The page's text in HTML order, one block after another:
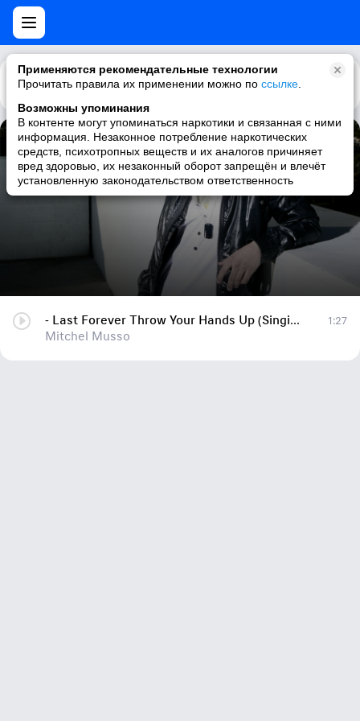
Применяются рекомендательные технологии
Прочитать правила их применении можно по ссылке
Возможны упоминания
В контенте могут упоминаться наркотики и связанная с ними
информация. Незаконное потребление наркотических
средств, психотропных веществ и их аналогов причиняет
вред здоровью, их незаконный оборот запрещён и влечёт
установленную законодательством ответственность
Каталог Рекомендации
Mitchel Musso
- Last Forever Throw Your Hands Up (Singing on HM)
Mitchel Musso
1:27